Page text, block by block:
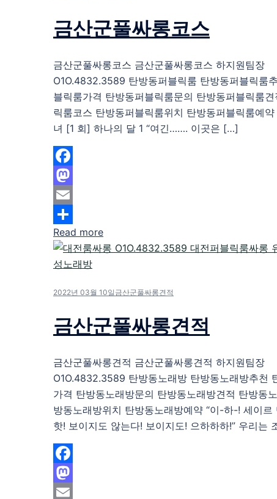
금산군풀싸롱코스
금산군풀싸롱코스 금산군풀싸롱코스 하지원팀장
O1O.4832.3589 탄방동퍼블릭룸 탄방동퍼블릭룸
블릭룸가격 탄방동퍼블릭룸문의 탄방동퍼블릭룸
릭룸코스 탄방동퍼블릭룸위치 탄방동퍼블릭룸예
녀 [1 회] 하나의 달 1 “여긴……. 이곳은 […]
Facebook
Mastodon
Email
Share
Read more
2022년 03월 10일 금산군풀싸롱견적
금산군풀싸롱견적
금산군풀싸롱견적 금산군풀싸롱견적 하지원팀장
O1O.4832.3589 탄방동노래방 탄방동노래방추천
가격 탄방동노래방문의 탄방동노래방견적 탄방동
방동노래방위치 탄방동노래방예약 “이-하-! 세이르
핫! 보이지도 않는다! 보이지도! 으하하하!” 우리는
Facebook
Mastodon